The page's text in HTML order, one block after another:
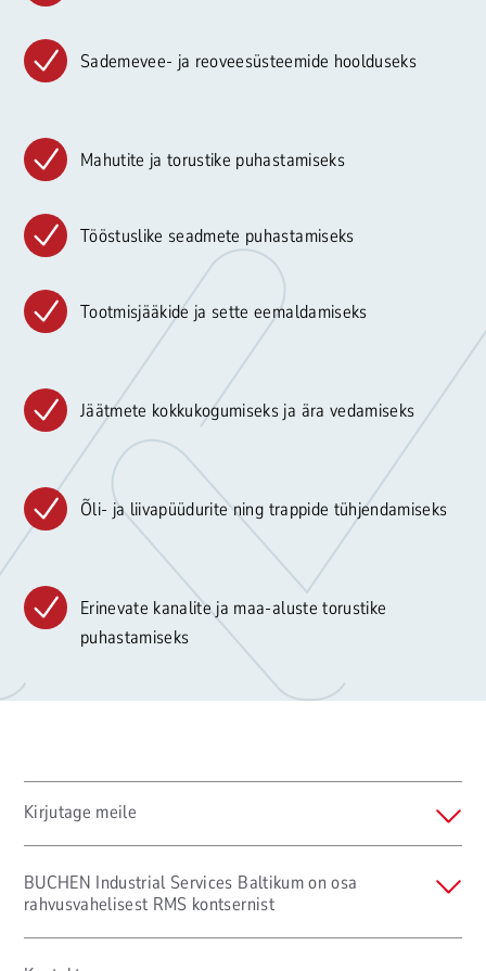
Sademevee- ja reoveesüsteemide hoolduseks
Mahutite ja torustike puhastamiseks
Tööstuslike seadmete puhastamiseks
Tootmisjääkide ja sette eemaldamiseks
Jäätmete kokkukogumiseks ja ära vedamiseks
Õli- ja liivapüüdurite ning trappide tühjendamiseks
Erinevate kanalite ja maa-aluste torustike
puhastamiseks
Kirjutage meile
BUCHEN Industrial Services Baltikum on osa
rahvusvahelisest RMS kontsernist